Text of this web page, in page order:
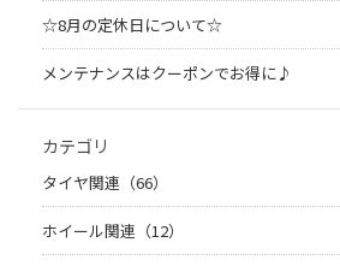
☆8月の定休日について☆
メンテナンスはクーポンでお得に♪
カテゴリ
タイヤ関連（66）
ホイール関連（12）